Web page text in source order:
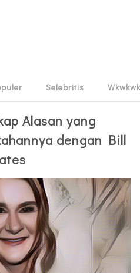
Selebritis Wkwkwk
Alasan yang
dengan Bill